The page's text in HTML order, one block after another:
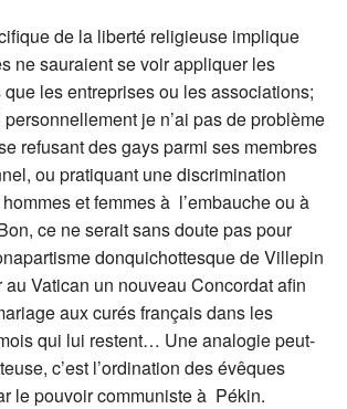
de la liberté religieuse implique
ne sauraient se voir appliquer les
les entreprises ou les associations;
personnellement je n’ai pas de problème
refusant des gays parmi ses membres
ou pratiquant une discrimination
et femmes à l’embauche ou à
ce ne serait sans doute pas pour
donquichottesque de Villepin
au Vatican un nouveau Concordat afin
aux curés français dans les
qui lui restent… Une analogie peut-
c’est l’ordination des évêques
le pouvoir communiste à Pékin.